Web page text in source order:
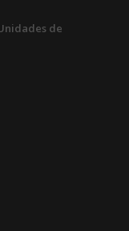
de